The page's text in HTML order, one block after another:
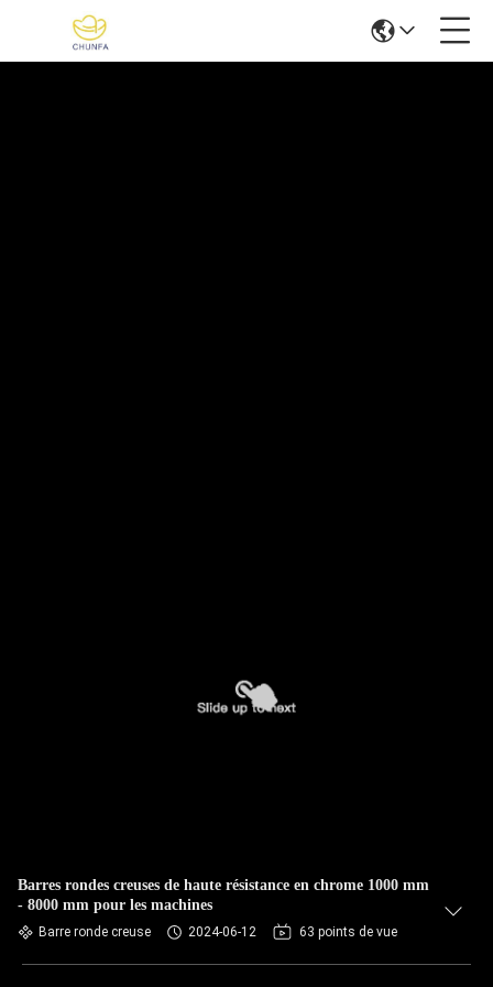
Barres rondes creuses de haute résistance en chrome 1000 mm
- 8000 mm pour les machines
Barre ronde creuse 2024-06-12 63 points de vue